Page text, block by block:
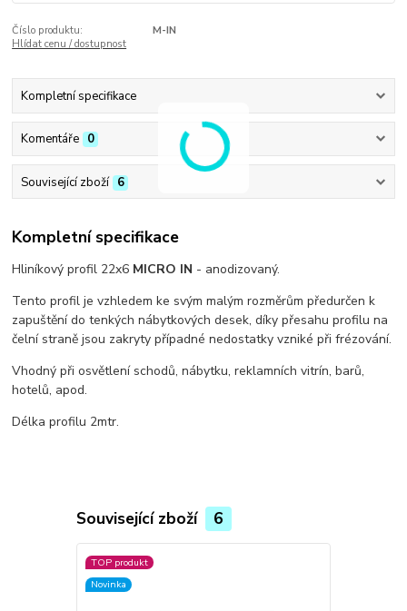
Číslo produktu:
M-IN
Hlídat cenu / dostupnost
Kompletní specifikace
Komentáře 0
Související zboží 6
Kompletní specifikace
Hliníkový profil 22x6 MICRO IN - anodizovaný.
Tento profil je vzhledem ke svým malým rozměrům předurčen k
zapuštění do tenkých nábytkových desek, díky přesahu profilu na
čelní straně jsou zakryty případné nedostatky vzniké při frézování.
Vhodný při osvětlení schodů, nábytku, reklamních vitrín, barů,
hotelů, apod.
Délka profilu 2mtr.
Související zboží 6
TOP produkt
Novinka